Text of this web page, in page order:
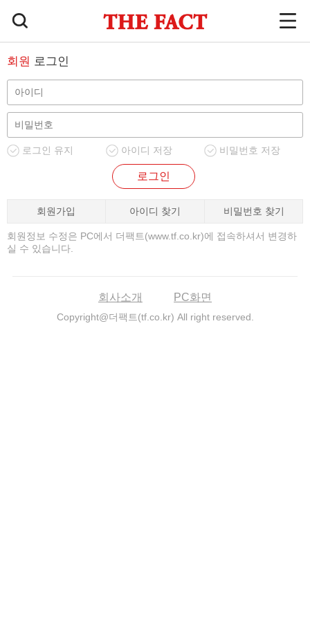
회원 로그인
로그인 유지 아이디 저장 비밀번호 저장
로그인
회원가입 아이디 찾기 비밀번호 찾기
회원정보 수정은 PC에서 더팩트(www.tf.co.kr)에 접속하셔서 변경하
실 수 있습니다.
회사소개 PC화면
Copyright@더팩트(tf.co.kr) All right reserved.